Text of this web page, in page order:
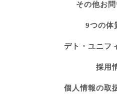
その他お
9つの体
デト・ユニフ
採用
個人情報の取